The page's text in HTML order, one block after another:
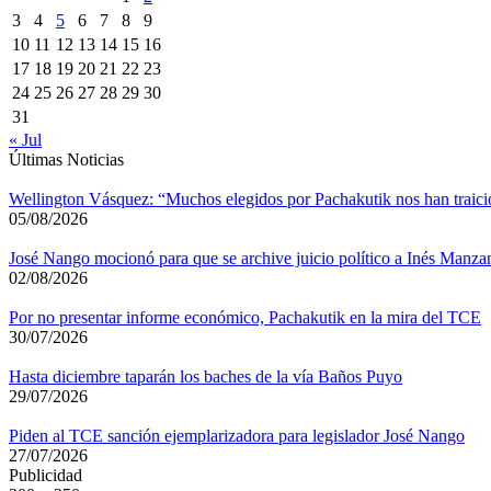
3
4 5 6 7 8
9
10 11 12 13 14 15 16
17 18 19 20 21 22 23
24 25 26 27 28 29 30
31
« Jul
Últimas Noticias
Wellington Vásquez: “Muchos elegidos por Pachakutik nos han
05/08/2026
José Nango mocionó para que se archive juicio político a Inés
02/08/2026
Por no presentar informe económico, Pachakutik en la mira del TCE
30/07/2026
Hasta diciembre taparán los baches de la vía Baños Puyo
29/07/2026
Piden al TCE sanción ejemplarizadora para legislador José Nango
27/07/2026
Publicidad